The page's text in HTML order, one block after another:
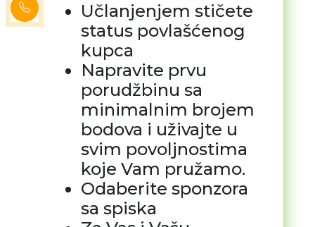
Učlanjenjem stičete
status povlašćenog
kupca
Napravite prvu
porudžbinu sa
minimalnim brojem
bodova i uživajte u
svim povoljnostima
koje Vam pružamo.
Odaberite sponzora
sa spiska